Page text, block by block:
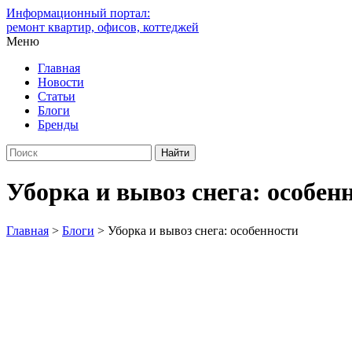
Информационный портал:
ремонт квартир, офисов, коттеджей
Меню
Главная
Новости
Статьи
Блоги
Бренды
Уборка и вывоз снега:
Главная > Блоги > Уборка и вывоз снега: особенности